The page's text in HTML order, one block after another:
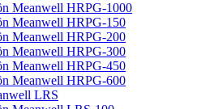
Meanwell HRPG-1000
Meanwell HRPG-150
Meanwell HRPG-200
Meanwell HRPG-300
Meanwell HRPG-450
Meanwell HRPG-600
LRS